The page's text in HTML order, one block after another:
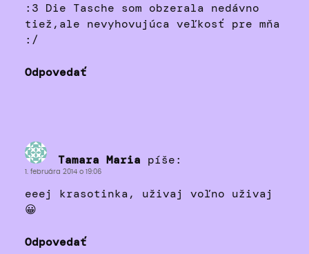
:3 Die Tasche som obzerala nedávno
tiež,ale nevyhovujúca veľkosť pre mňa
:/
Odpovedať
Tamara Maria píše:
1. februára 2014 o 19:06
eeej krasotinka, uživaj voľno uživaj
😀
Odpovedať